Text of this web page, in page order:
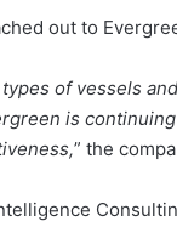
out to
of vessels
is
” the